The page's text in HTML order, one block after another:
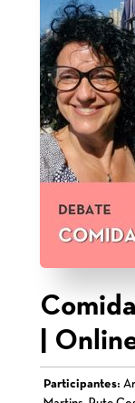
|
Participantes: